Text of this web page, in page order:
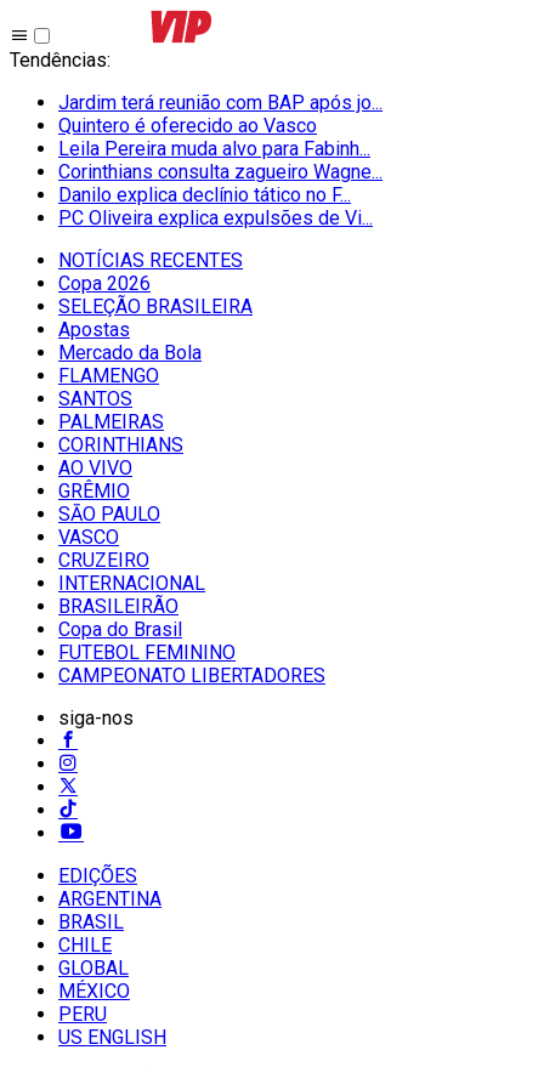
Tendências:
Jardim terá reunião com BAP após jo...
Quintero é oferecido ao Vasco
Leila Pereira muda alvo para Fabinh...
Corinthians consulta zagueiro Wagne...
Danilo explica declínio tático no F...
PC Oliveira explica expulsões de Vi...
NOTÍCIAS RECENTES
Copa 2026
SELEÇÃO BRASILEIRA
Apostas
Mercado da Bola
FLAMENGO
SANTOS
PALMEIRAS
CORINTHIANS
AO VIVO
GRÊMIO
SĀO PAULO
VASCO
CRUZEIRO
INTERNACIONAL
BRASILEIRÃO
Copa do Brasil
FUTEBOL FEMININO
CAMPEONATO LIBERTADORES
siga-nos
EDIÇÕES
ARGENTINA
BRASIL
CHILE
GLOBAL
MÉXICO
PERU
US ENGLISH